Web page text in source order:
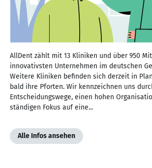
AllDent zählt mit 13 Kliniken und über 950
innovativsten Unternehmen im deutschen
Weitere Kliniken befinden sich derzeit in
bald ihre Pforten. Wir kennzeichnen uns
Entscheidungswege, einen hohen
ständigen Fokus auf eine...
Alle Infos ansehen